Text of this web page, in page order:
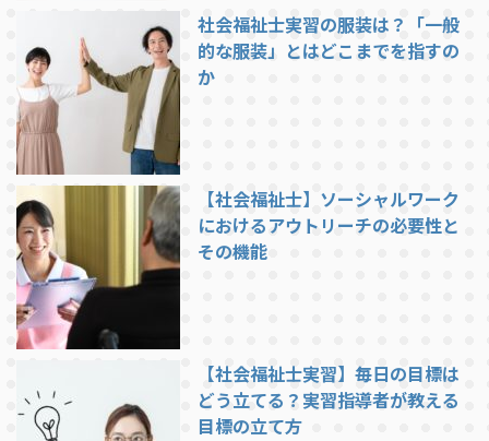
社会福祉士実習の服装は？「一般
的な服装」とはどこまでを指すの
か
【社会福祉士】ソーシャルワーク
におけるアウトリーチの必要性と
その機能
【社会福祉士実習】毎日の目標は
どう立てる？実習指導者が教える
目標の立て方